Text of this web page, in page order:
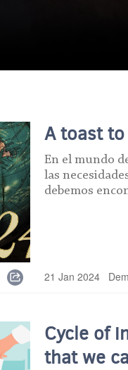
A toast
En el mundo
las
debemos
21 Jan 2024
Cycle of
that we